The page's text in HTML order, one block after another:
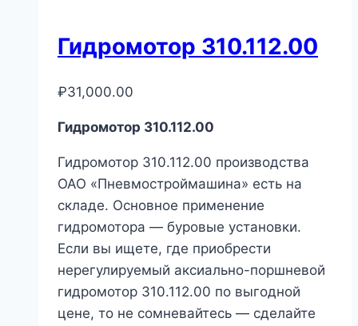
Гидромотор 310.112.00
₽31,000.00
Гидромотор 310.112.00
Гидромотор 310.112.00 производства
ОАО «Пневмостроймашина» есть на
складе. Основное применение
гидромотора — буровые установки.
Если вы ищете, где приобрести
нерегулируемый аксиально-поршневой
гидромотор 310.112.00 по выгодной
цене, то не сомневайтесь — сделайте